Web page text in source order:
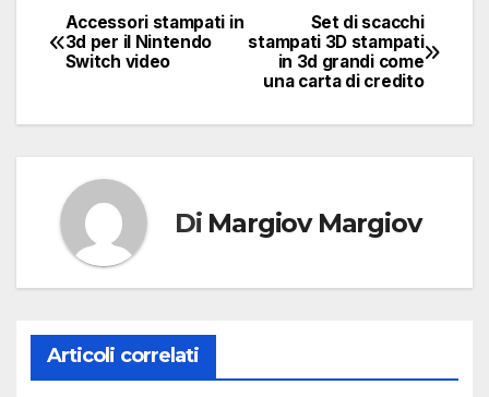
Navigazione
articoli
Set di scacchi
stampati 3D stampati
in 3d grandi come
una carta di credito
Accessori stampati in
3d per il Nintendo
Switch video
Di Margiov Margiov
Articoli correlati